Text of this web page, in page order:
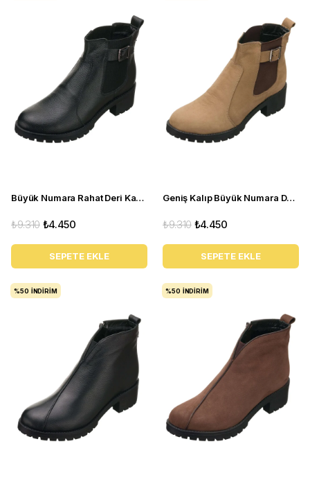
Büyük Numara Rahat Deri Kadın BOT YSM63 Siyah
₺4.450
₺9.310
SEPETE EKLE
Geniş Kalıp Büyük Numara Deri BOT YSM63 Kum
₺4.450
₺9.310
SEPETE EKLE
%50 İNDIRIM %50 İNDIRIM